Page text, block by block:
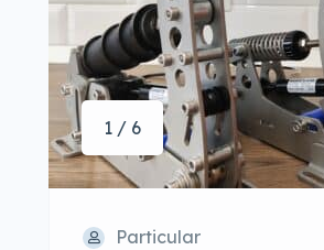
1 / 6
Particular